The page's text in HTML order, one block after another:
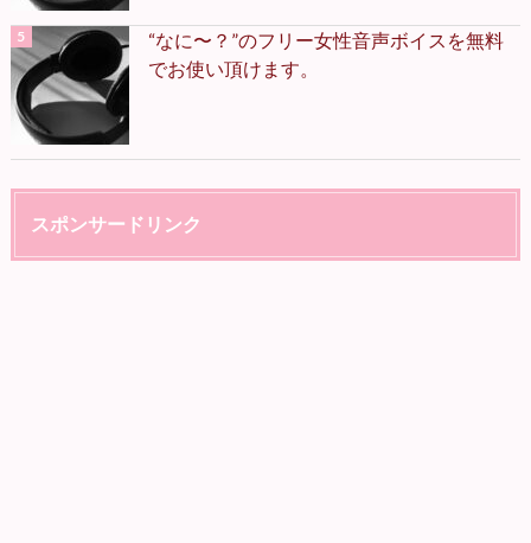
“なに〜？”のフリー女性音声ボイスを無料
でお使い頂けます。
スポンサードリンク